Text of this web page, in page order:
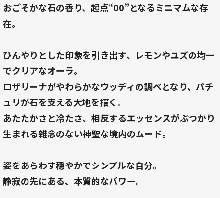
おごそかな石の香り、起点“00”となるミニマムな存
在。
ひんやりとした印象を引き出す、レモンやユズの均一
でクリアなオーラ。
ロザリーナがやわらかなウッディの調べとなり、パチ
ュリが石を支える大地を描く。
あたたかさと冷たさ、相反するエッセンスがぶつかり
生まれる雑念のない神聖な境内のムード。
姿をあらわす穏やかでシンプルな自分。
静寂の先にある、本質的なパワー。